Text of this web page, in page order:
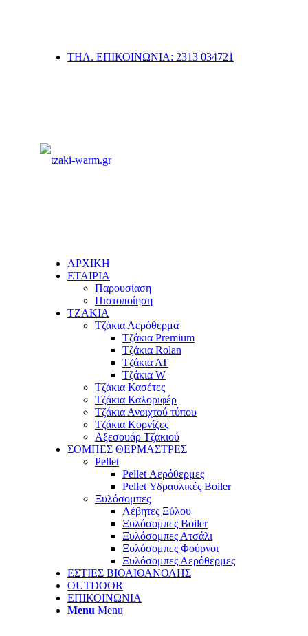
ΤΗΛ. ΕΠΙΚΟΙΝΩΝΙΑ: 2313 034721
ΑΡΧΙΚΗ
ΕΤΑΙΡΙΑ
Παρουσίαση
Πιστοποίηση
TZAKIA
Τζάκια Αερόθερμα
Τζάκια Premium
Τζάκια Rolan
Τζάκια ΑΤ
Τζάκια W
Τζάκια Κασέτες
Τζάκια Καλοριφέρ
Τζάκια Ανοιχτού τύπου
Τζάκια Κορνίζες
Αξεσουάρ Τζακιού
ΣΟΜΠΕΣ ΘΕΡΜΑΣΤΡΕΣ
Pellet
Pellet Αερόθερμες
Pellet Υδραυλικές Boiler
Ξυλόσομπες
Λέβητες Ξύλου
Ξυλόσομπες Boiler
Ξυλόσομπες Ατσάλι
Ξυλόσομπες Φούρνοι
Ξυλόσομπες Αερόθερμες
ΕΣΤΙΕΣ ΒΙΟΑΙΘΑΝΟΛΗΣ
OUTDOOR
ΕΠΙΚΟΙΝΩΝΙΑ
Menu Menu